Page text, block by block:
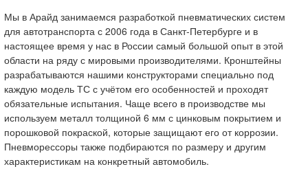
Мы в Арайд занимаемся разработкой пневматических систем
для автотранспорта с 2006 года в Санкт-Петербурге и в
настоящее время у нас в России самый большой опыт в этой
области на ряду с мировыми производителями. Кронштейны
разрабатываются нашими конструкторами специально под
каждую модель ТС с учётом его особенностей и проходят
обязательные испытания. Чаще всего в производстве мы
используем металл толщиной 6 мм с цинковым покрытием и
порошковой покраской, которые защищают его от коррозии.
Пневморессоры также подбираются по размеру и другим
характеристикам на конкретный автомобиль.